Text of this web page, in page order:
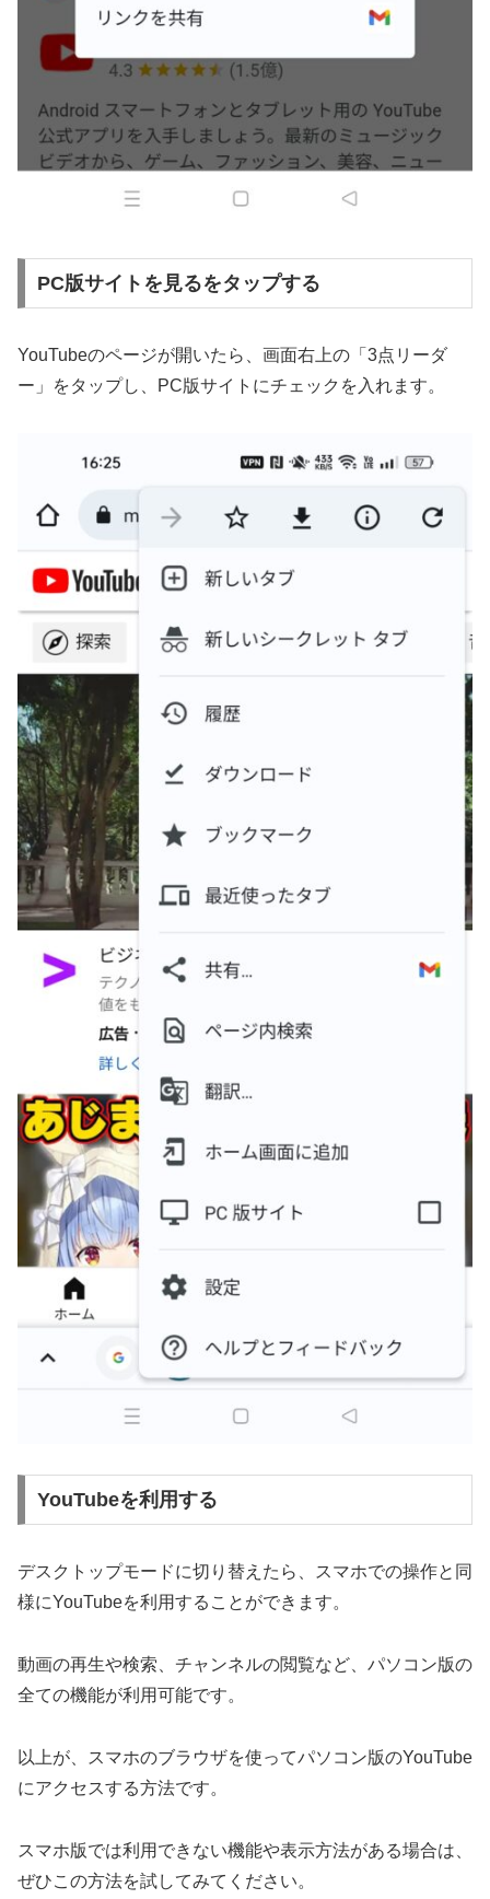
PC版サイトを見るをタップする
YouTubeのページが開いたら、画面右上の「3点リーダ
ー」をタップし、PC版サイトにチェックを入れます。
YouTubeを利用する
デスクトップモードに切り替えたら、スマホでの操作と同
様にYouTubeを利用することができます。
動画の再生や検索、チャンネルの閲覧など、パソコン版の
全ての機能が利用可能です。
以上が、スマホのブラウザを使ってパソコン版のYouTube
にアクセスする方法です。
スマホ版では利用できない機能や表示方法がある場合は、
ぜひこの方法を試してみてください。